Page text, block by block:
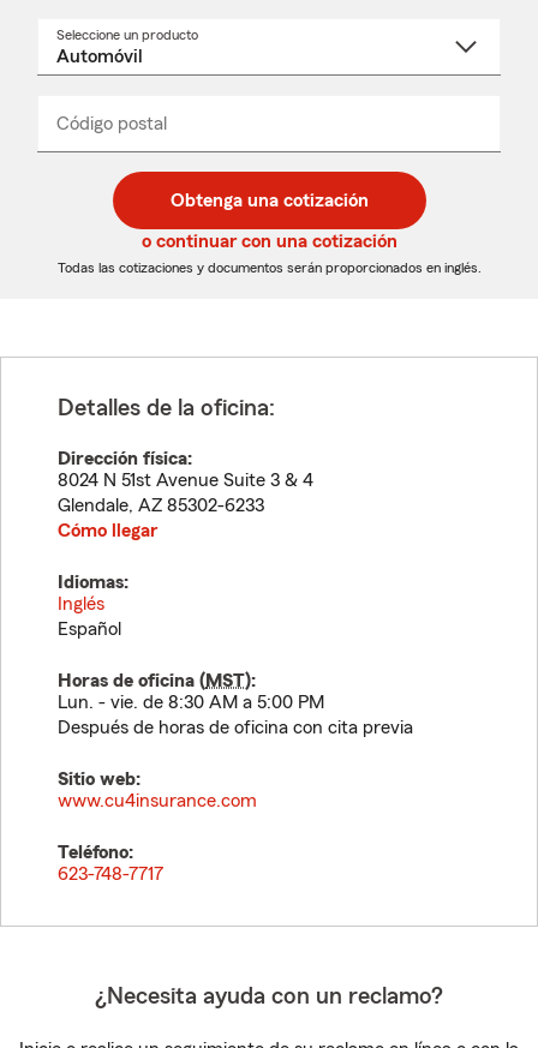
Seleccione un producto
desplegable
Código postal
de
5
dígitos
de
5
dígitos
_____
Obtenga una cotización
o continuar con una cotización
Todas las cotizaciones y documentos serán proporcionados en inglés.
Detalles de la oficina:
Dirección física:
8024 N 51st Avenue Suite 3 & 4
Glendale, AZ 85302-6233
Cómo llegar
Idiomas:
Inglés
Español
Horas de oficina (MST):
Lun. - vie. de 8:30 AM a 5:00 PM
Después de horas de oficina con cita previa
Sitio web:
www.cu4insurance.com
Teléfono:
623-748-7717
¿Necesita ayuda con un reclamo?